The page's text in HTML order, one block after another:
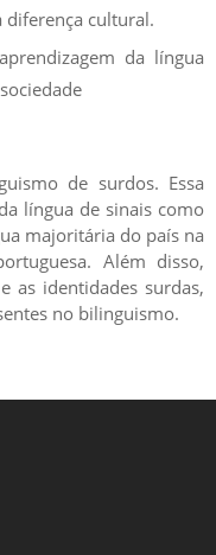
diferença cultural.
da língua
de surdos. Essa
língua de sinais como
majoritária do país na
Além disso,
as identidades surdas,
no bilinguismo.